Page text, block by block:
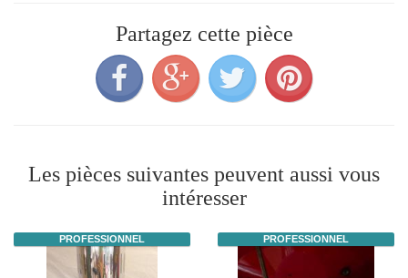
Partagez cette pièce
Les pièces suivantes peuvent aussi vous
intéresser
PROFESSIONNEL PROFESSIONNEL